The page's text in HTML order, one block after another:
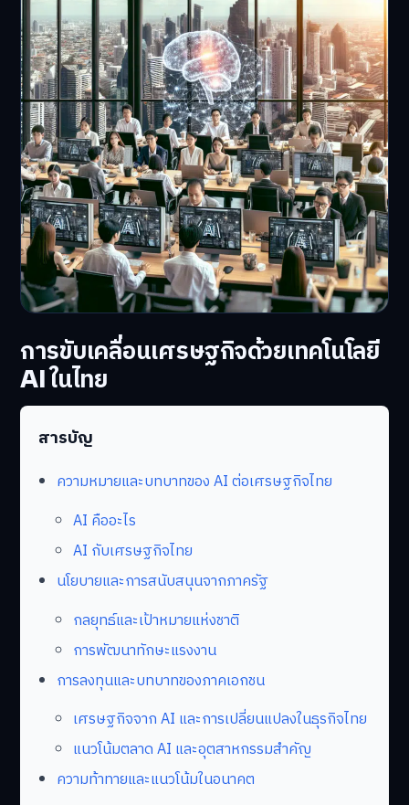
การขับเคลื่อนเศรษฐกิจด้วยเทคโนโลยี
AI ในไทย
สารบัญ
ความหมายและบทบาทของ AI ต่อเศรษฐกิจไทย
AI คืออะไร
AI กับเศรษฐกิจไทย
นโยบายและการสนับสนุนจากภาครัฐ
กลยุทธ์และเป้าหมายแห่งชาติ
การพัฒนาทักษะแรงงาน
การลงทุนและบทบาทของภาคเอกชน
เศรษฐกิจจาก AI และการเปลี่ยนแปลงในธุรกิจไทย
แนวโน้มตลาด AI และอุตสาหกรรมสำคัญ
ความท้าทายและแนวโน้มในอนาคต